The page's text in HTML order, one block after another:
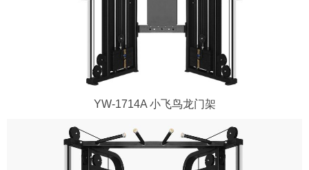
YW-1714A 小飞鸟龙门架